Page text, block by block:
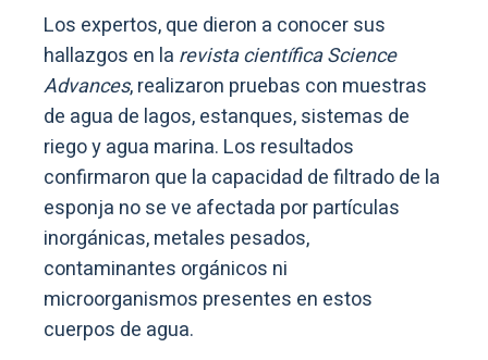
Los expertos, que dieron a conocer sus
hallazgos en la revista científica Science
Advances, realizaron pruebas con muestras
de agua de lagos, estanques, sistemas de
riego y agua marina. Los resultados
confirmaron que la capacidad de filtrado de la
esponja no se ve afectada por partículas
inorgánicas, metales pesados,
contaminantes orgánicos ni
microorganismos presentes en estos
cuerpos de agua.